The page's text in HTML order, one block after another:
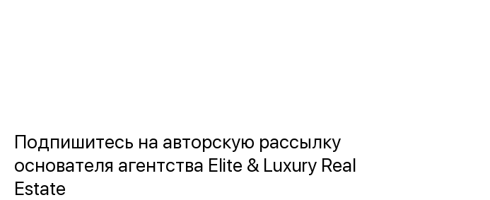
Подпишитесь на авторскую рассылку
основателя агентства Elite & Luxury Real
Estate